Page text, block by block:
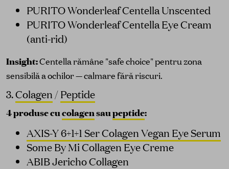
PURITO Wonderleaf Centella Unscented
PURITO Wonderleaf Centella Eye Cream
(anti-rid)
Insight:Centella rămâne "safe choice" pentru zona
sensibilă a ochilor — calmare fără riscuri.
3.Colagen/Peptide
4 produse cucolagensaupeptide:
AXIS-Y 6+1+1 Ser Colagen Vegan Eye Serum
Some By Mi Collagen Eye Creme
ABIB Jericho Collagen